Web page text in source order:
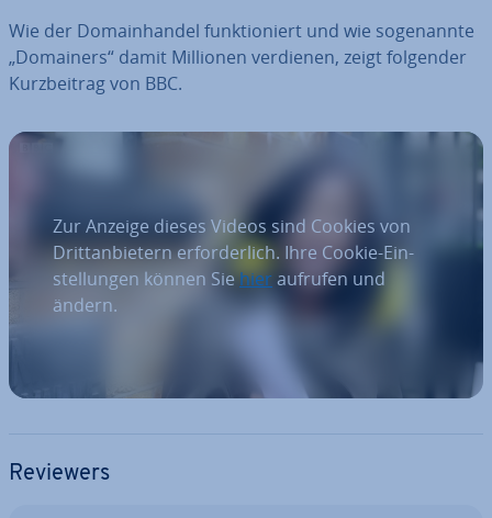
Wie der Do­main­han­del funk­tio­niert und wie so­ge­nann­te
„Domainers“ damit Millionen verdienen, zeigt folgender
Kurz­bei­trag von BBC.
Zur Anzeige dieses Videos sind Cookies von
Dritt­an­bie­tern er­for­der­lich. Ihre Cookie-Ein­
stel­lun­gen können Siehieraufrufen und
ändern.
Reviewers